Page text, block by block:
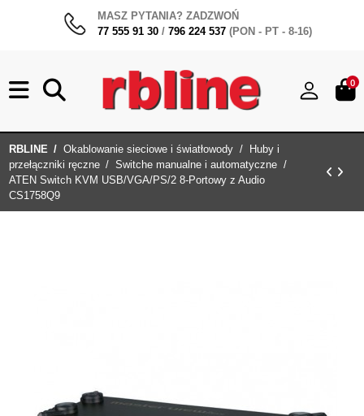
MASZ PYTANIA? ZADZWOŃ
77 555 91 30 / 796 224 537 (PON - PT - 8-16)
0
RBLINE Okablowanie sieciowe i światłowody
Huby i
przełączniki ręczne
Switche manualne i automatyczne
ATEN Switch KVM USB/VGA/PS/2 8-Portowy z Audio
CS1758Q9